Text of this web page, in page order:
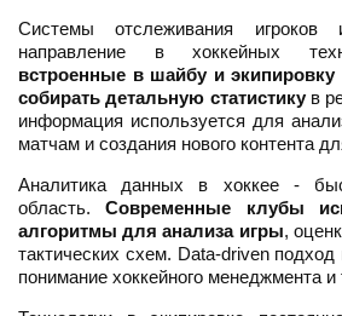
Системы отслеживания
направление в хоккейных
встроенные в шайбу и экипировку
собирать детальную статистикув
информация используется для
матчам и создания нового контента
Аналитика данных в хоккее -
область.Современные клубы
алгоритмы для анализа игры,
тактических схем. Data-driven
понимание хоккейного менеджмента